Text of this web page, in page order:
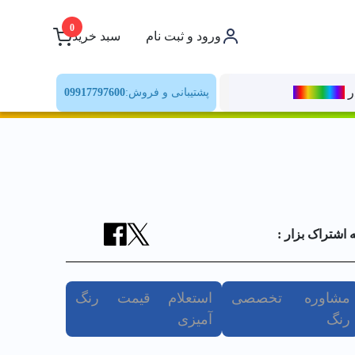
ورود و ثبت نام سبد خرید
0
پشتیبانی و فروش:09917797600
اشتراک بزار :
مشاوره تخصصی
رنگ
استعلام قیمت رنگ
آمیزی